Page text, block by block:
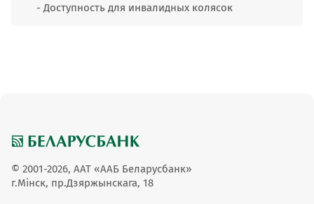
- Доступность для инвалидных колясок
© 2001-2026, ААТ «ААБ Беларусбанк»
г.Мінск, пр.Дзяржынскага, 18